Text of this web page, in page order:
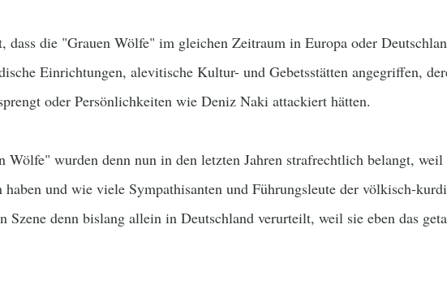
dass die "Grauen Wölfe" im gleichen Zeitraum in Europa oder
Einrichtungen, alevitische Kultur- und Gebetsstätten angegriffen,
oder Persönlichkeiten wie Deniz Naki attackiert hätten.
Wölfe" wurden denn nun in den letzten Jahren strafrechtlich belangt,
haben und wie viele Sympathisanten und Führungsleute der völkisch-
Szene denn bislang allein in Deutschland verurteilt, weil sie eben das